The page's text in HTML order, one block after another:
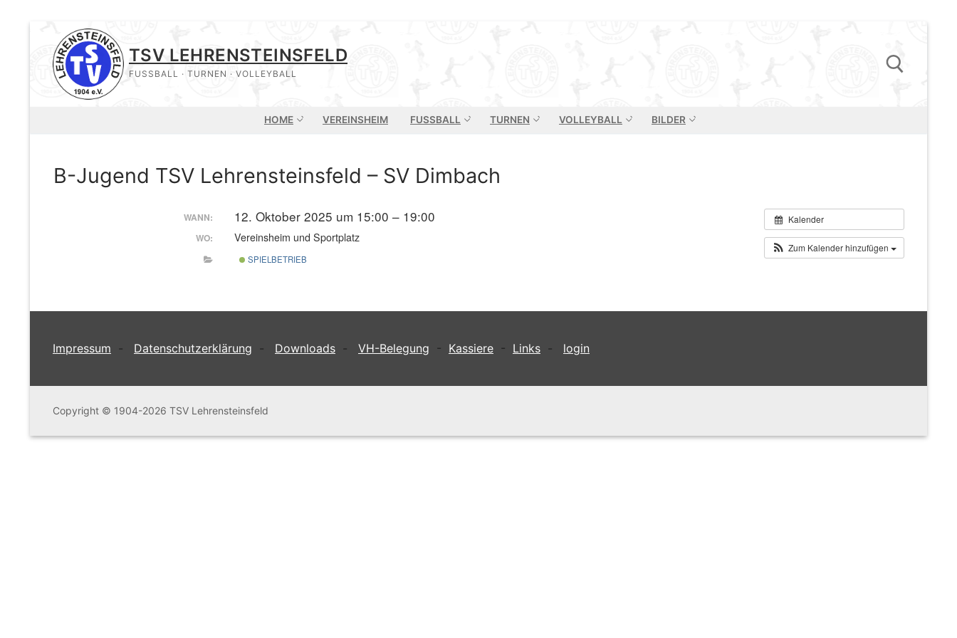
Inhalt
springen
TSV LEHRENSTEINSFELD
FUSSBALL · TURNEN · VOLLEYBALL
HOME VEREINSHEIM FUSSBALL TURNEN VOLLEYBALL BILDER
B-Jugend TSV Lehrensteinsfeld – SV Dimbach
Kalender
Zum Kalender hinzufügen
WANN: 12. Oktober 2025 um 15:00 – 19:00
WO: Vereinsheim und Sportplatz
SPIELBETRIEB
Impressum - Datenschutzerklärung - Downloads - VH-Belegung - Kassiere - Links - login
Copyright © 1904-2026 TSV Lehrensteinsfeld